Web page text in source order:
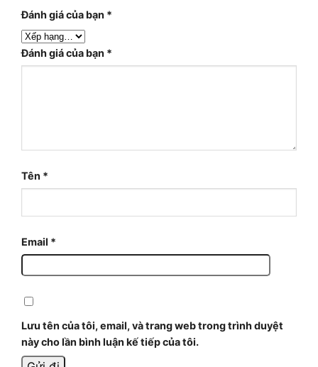
Đánh giá của bạn *
Đánh giá của bạn *
Tên *
Email *
Lưu tên của tôi, email, và trang web trong trình duyệt
này cho lần bình luận kế tiếp của tôi.